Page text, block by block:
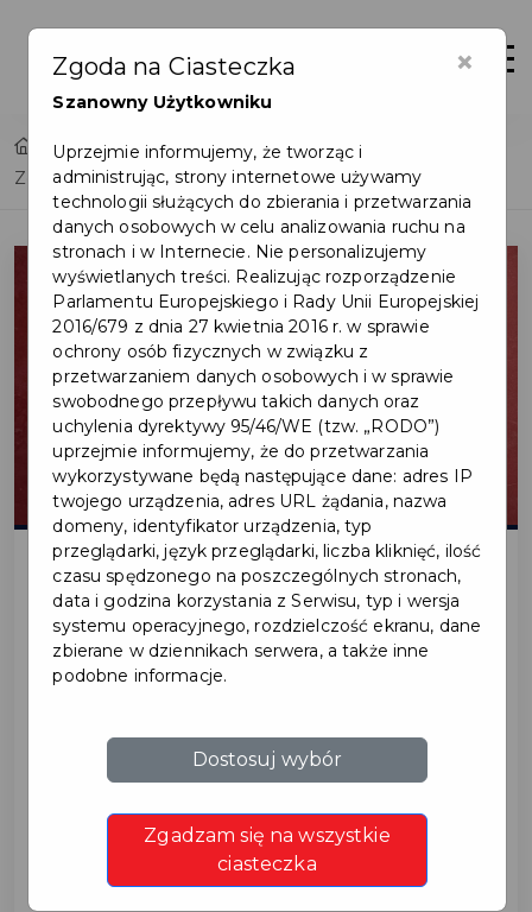
Home
Lista aktualności
Zostań wolontariuszem Szlachetnej Paczki!
2023-09-26
ZOSTAŃ
WOLONTARIUSZEM
SZLACHETNEJ PACZKI!
Szlachetna Paczka to jeden z największych
Programów Społecznych w Polsce. Jego
×
Zgoda na Ciasteczka
Szanowny Użytkowniku
Uprzejmie informujemy, że tworząc i
administrując, strony internetowe używamy
technologii służących do zbierania i przetwarzania
danych osobowych w celu analizowania ruchu na
stronach i w Internecie. Nie personalizujemy
wyświetlanych treści. Realizując rozporządzenie
Parlamentu Europejskiego i Rady Unii Europejskiej
2016/679 z dnia 27 kwietnia 2016 r. w sprawie
ochrony osób fizycznych w związku z
przetwarzaniem danych osobowych i w sprawie
swobodnego przepływu takich danych oraz
uchylenia dyrektywy 95/46/WE (tzw. „RODO”)
uprzejmie informujemy, że do przetwarzania
wykorzystywane będą następujące dane: adres IP
twojego urządzenia, adres URL żądania, nazwa
domeny, identyfikator urządzenia, typ
przeglądarki, język przeglądarki, liczba kliknięć, ilość
czasu spędzonego na poszczególnych stronach,
data i godzina korzystania z Serwisu, typ i wersja
systemu operacyjnego, rozdzielczość ekranu, dane
zbierane w dziennikach serwera, a także inne
podobne informacje.
Dostosuj wybór
Zgadzam się na wszystkie
ciasteczka